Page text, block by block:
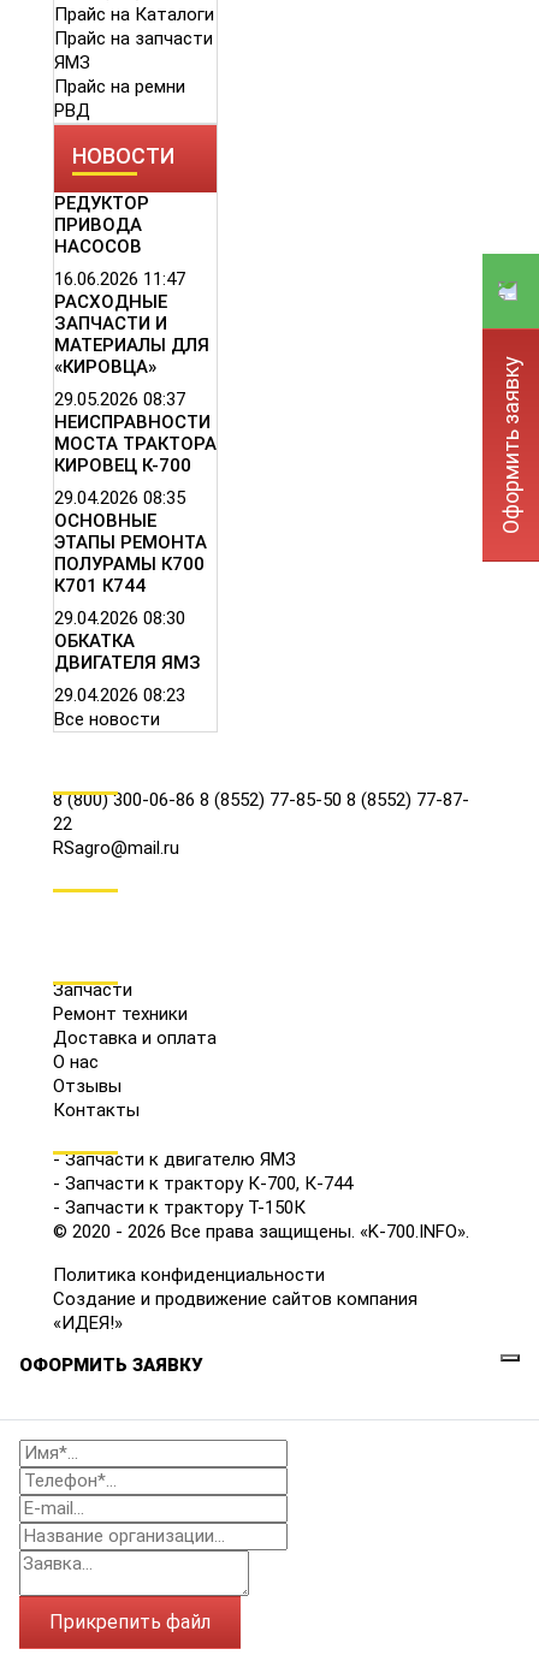
Прайс на Каталоги
Прайс на запчасти
ЯМЗ
Прайс на ремни
РВД
НОВОСТИ
РЕДУКТОР
ПРИВОДА
НАСОСОВ
16.06.2026 11:47
РАСХОДНЫЕ
ЗАПЧАСТИ И
МАТЕРИАЛЫ ДЛЯ
«КИРОВЦА»
29.05.2026 08:37
НЕИСПРАВНОСТИ
МОСТА ТРАКТОРА
КИРОВЕЦ К-700
29.04.2026 08:35
ОСНОВНЫЕ
ЭТАПЫ РЕМОНТА
ПОЛУРАМЫ К700
К701 К744
29.04.2026 08:30
ОБКАТКА
ДВИГАТЕЛЯ ЯМЗ
29.04.2026 08:23
Все новости
8 (800) 300-06-86 8 (8552) 77-85-50 8 (8552) 77-87-
22
RSagro@mail.ru
Запчасти
Ремонт техники
Доставка и оплата
О нас
Отзывы
Контакты
- Запчасти к двигателю ЯМЗ
- Запчасти к трактору К-700, К-744
- Запчасти к трактору Т-150К
© 2020 - 2026 Все права защищены. «K-700.INFO».
Политика конфиденциальности
Создание и продвижение сайтов компания
«ИДЕЯ!»
Оформить заявку
ОФОРМИТЬ ЗАЯВКУ
Прикрепить файл